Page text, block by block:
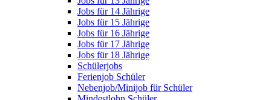
Jobs für 14 Jährige
Jobs für 15 Jährige
Jobs für 16 Jährige
Jobs für 17 Jährige
Jobs für 18 Jährige
Schülerjobs
Ferienjob Schüler
Nebenjob/Minijob für Schüler